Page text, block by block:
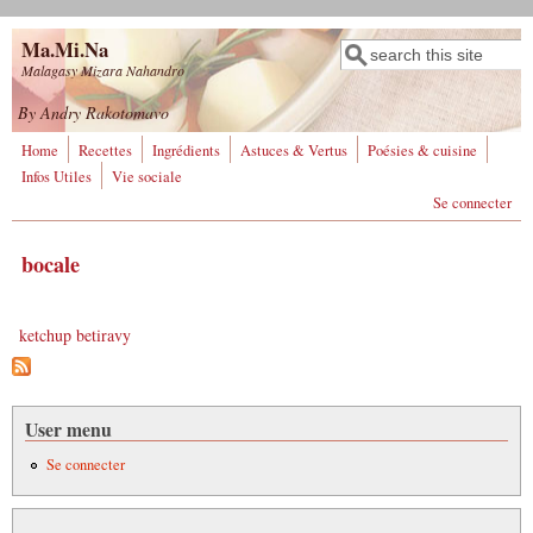
Aller au contenu principal
Ma.Mi.Na
Malagasy Mizara Nahandro
Formulaire de
recherche
Rechercher
By Andry Rakotomavo
Home Recettes Ingrédients Astuces & Vertus
Poésies & cuisine
Infos Utiles
Vie sociale
Se connecter
bocale
ketchup betiravy
User menu
Se connecter